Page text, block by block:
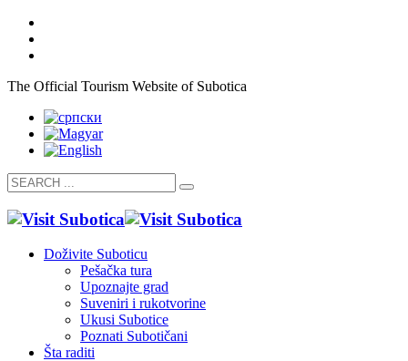
The Official Tourism Website of Subotica
Doživite Suboticu
Pešačka tura
Upoznajte grad
Suveniri i rukotvorine
Ukusi Subotice
Poznati Subotičani
Šta raditi